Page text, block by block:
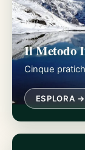
Il Metodo
Cinque
ESPLORA →